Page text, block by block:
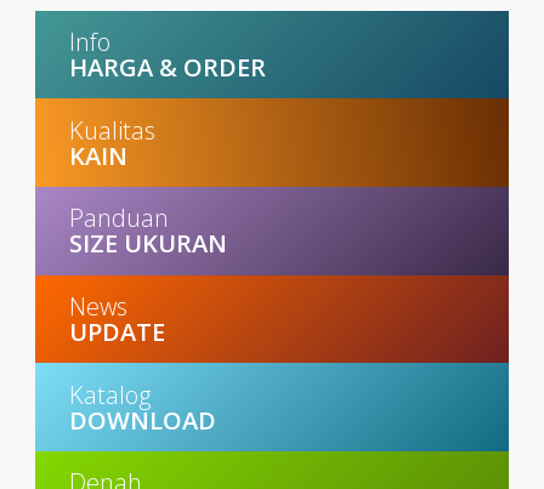
Info
HARGA & ORDER
Kualitas
KAIN
Panduan
SIZE UKURAN
News
UPDATE
Katalog
DOWNLOAD